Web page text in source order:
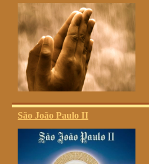
São João Paulo II